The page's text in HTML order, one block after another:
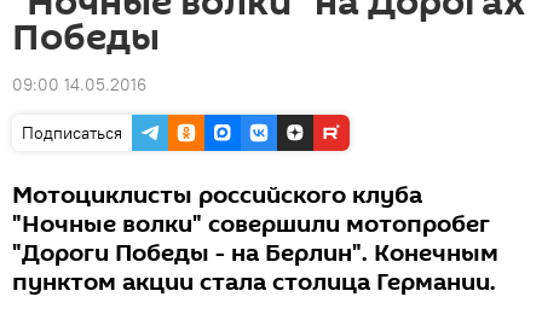
Победы
09:00 14.05.2016
Подписаться
Мотоциклисты российского клуба
"Ночные волки" совершили мотопробег
"Дороги Победы - на Берлин". Конечным
пунктом акции стала столица Германии.